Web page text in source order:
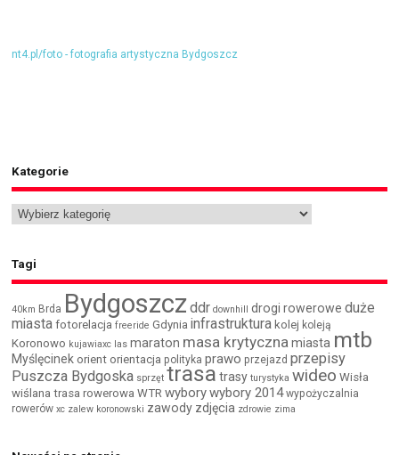
nt4.pl/foto - fotografia artystyczna Bydgoszcz
Kategorie
Tagi
40km Brda Bydgoszczddr downhill drogi rowerowe duże
miasta fotorelacja freeride Gdynia infrastruktura kolej koleją
Koronowo kujawiaxc las maraton masa krytyczna miasta mtb
Myślęcinek orient orientacja polityka prawo przejazd przepisy
Puszcza Bydgoska sprzęt trasa trasy turystyka wideo Wisła
wiślana trasa rowerowa WTR wyborywybory 2014 wypożyczalnia
rowerów xc zalew koronowski zawody zdjęcia zdrowie zima